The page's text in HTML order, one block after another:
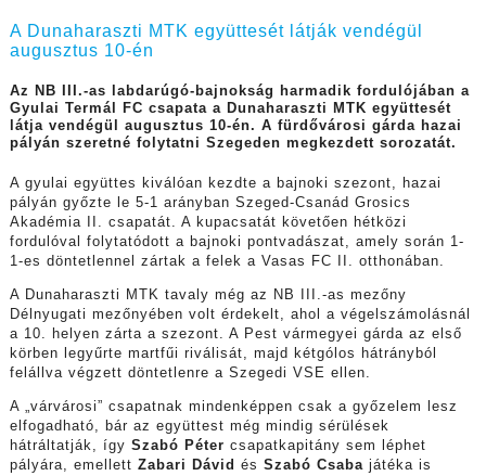
A Dunaharaszti MTK együttesét látják vendégül
augusztus 10-én
Az NB III.-as labdarúgó-bajnokság harmadik fordulójában a
Gyulai Termál FC csapata a Dunaharaszti MTK együttesét
látja vendégül augusztus 10-én. A fürdővárosi gárda hazai
pályán szeretné folytatni Szegeden megkezdett sorozatát.
A gyulai együttes kiválóan kezdte a bajnoki szezont, hazai
pályán győzte le 5-1 arányban Szeged-Csanád Grosics
Akadémia II. csapatát. A kupacsatát követően hétközi
fordulóval folytatódott a bajnoki pontvadászat, amely során 1-
1-es döntetlennel zártak a felek a Vasas FC II. otthonában.
A Dunaharaszti MTK tavaly még az NB III.-as mezőny
Délnyugati mezőnyében volt érdekelt, ahol a végelszámolásnál
a 10. helyen zárta a szezont. A Pest vármegyei gárda az első
körben legyűrte martfűi riválisát, majd kétgólos hátrányból
felállva végzett döntetlenre a Szegedi VSE ellen.
A „várvárosi” csapatnak mindenképpen csak a győzelem lesz
elfogadható, bár az együttest még mindig sérülések
hátráltatják, így Szabó Péter csapatkapitány sem léphet
pályára, emellett Zabari Dávid és Szabó Csaba játéka is